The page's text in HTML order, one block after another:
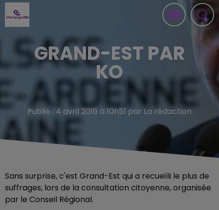
GRAND-EST PAR
KO
Publié : 4 avril 2016 à 10h51 par La rédaction
Sans surprise, c'est Grand-Est qui a recueilli le plus de
suffrages, lors de la consultation citoyenne, organisée
par le Conseil Régional.